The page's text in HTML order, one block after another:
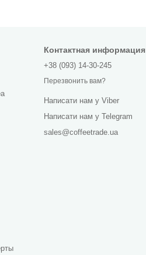
Контактная информация
+38 (093) 14-30-245
Перезвонить вам?
Написати нам у Viber
Написати нам у Telegram
sales@coffeetrade.ua